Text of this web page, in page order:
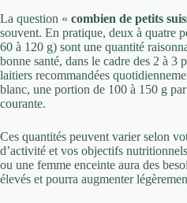
La question « combien de petits
souvent. En pratique, deux à quatre
60 à 120 g) sont une quantité
bonne santé, dans le cadre des 2 à 3
laitiers recommandées
blanc, une portion de 100 à 150 g
courante.
Ces quantités peuvent varier selon
d’activité et vos objectifs
ou une femme enceinte aura des
élevés et pourra augmenter